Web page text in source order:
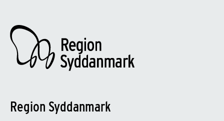
Region Syddanmark